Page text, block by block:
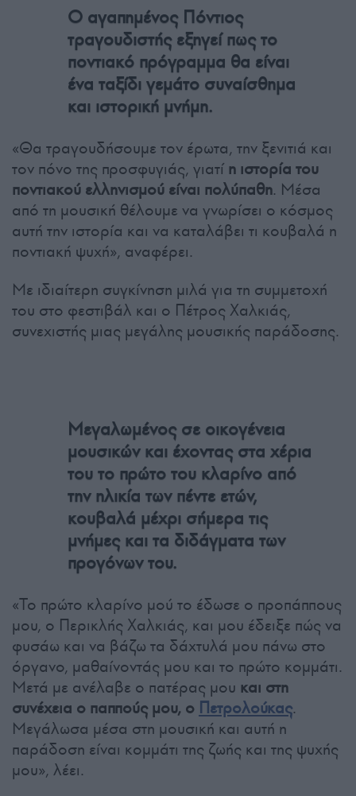
Ο αγαπημένος Πόντιος
τραγουδιστής εξηγεί πως το
ποντιακό πρόγραμμα θα είναι
ένα ταξίδι γεμάτο συναίσθημα
και ιστορική μνήμη.
«Θα τραγουδήσουμε τον έρωτα, την ξενιτιά και
τον πόνο της προσφυγιάς, γιατί η ιστορία του
ποντιακού ελληνισμού είναι πολύπαθη. Μέσα
από τη μουσική θέλουμε να γνωρίσει ο κόσμος
αυτή την ιστορία και να καταλάβει τι κουβαλά η
ποντιακή ψυχή», αναφέρει.
Με ιδιαίτερη συγκίνηση μιλά για τη συμμετοχή
του στο φεστιβάλ και ο Πέτρος Χαλκιάς,
συνεχιστής μιας μεγάλης μουσικής παράδοσης.
Μεγαλωμένος σε οικογένεια
μουσικών και έχοντας στα χέρια
του το πρώτο του κλαρίνο από
την ηλικία των πέντε ετών,
κουβαλά μέχρι σήμερα τις
μνήμες και τα διδάγματα των
προγόνων του.
«Το πρώτο κλαρίνο μού το έδωσε ο προπάππους
μου, ο Περικλής Χαλκιάς, και μου έδειξε πώς να
φυσάω και να βάζω τα δάχτυλά μου πάνω στο
όργανο, μαθαίνοντάς μου και το πρώτο κομμάτι.
Μετά με ανέλαβε ο πατέρας μου και στη
συνέχεια ο παππούς μου, ο Πετρολούκας.
Μεγάλωσα μέσα στη μουσική και αυτή η
παράδοση είναι κομμάτι της ζωής και της ψυχής
μου», λέει.